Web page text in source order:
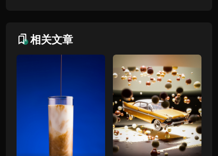
相关文章